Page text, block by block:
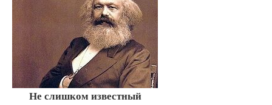
Не слишком известный